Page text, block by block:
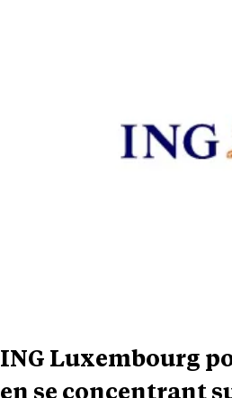
ING Luxembourg
en se concentrant